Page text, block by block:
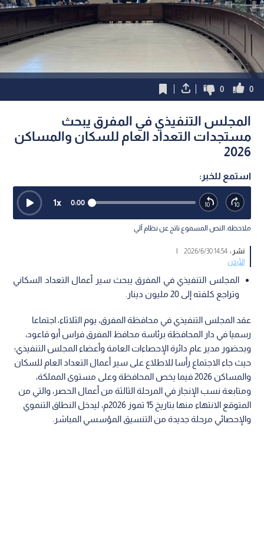
0
0
المجلس التنفيذي في المفرق يبحث
مستجدات التعداد العام للسكان والمساكن
2026
استمع للخبر:
0:00
1x
ملاحظة: النص المسموع ناتج عن نظام آلي
نشر :14:54 2026/6/30
|
الأردن
المجلس التنفيذي في المفرق يبحث سير أعمال التعداد السكاني
وتراجع كلفته إلى 20 مليون دينار.
عقد المجلس التنفيذي في محافظة المفرق، يوم الثلاثاء، اجتماعا
رسميا في دار المحافظة برئاسة محافظ المفرق فراس أبو قاعود،
وبحضور مدير عام دائرة الإحصاءات العامة وأعضاء المجلس التنفيذي؛
حيث جاء الاجتماع رأسا للاطلاع على سير أعمال التعداد العام للسكان
والمساكن 2026 فيما يخص المحافظة وعلى مستوى المملكة،
ومتابعة نسب الإنجاز في المرحلة الثالثة من أعمال الحصر، والتي من
المتوقع الانتهاء منها بتاريخ 15 تموز 2026م، ليدخل النطاق التنموي
والإحصائي مرحلة جديدة من التنسيق المؤسسي المباشر.